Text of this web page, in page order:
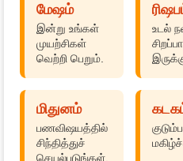
மேஷம்
இன்று உங்கள்
முயற்சிகள்
வெற்றி பெறும்.
உடல்
மிதுனம்
பணவிஷயத்தில்
சிந்தித்துச்
செயல்படுங்கள்.